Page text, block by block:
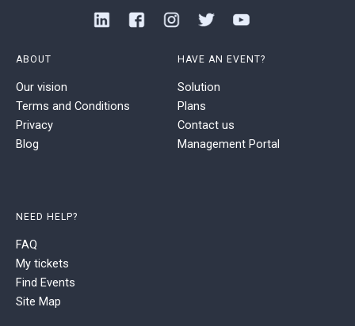
ABOUT
Our vision
Terms and Conditions
Privacy
Blog
HAVE AN EVENT?
Solution
Plans
Contact us
Management Portal
NEED HELP?
FAQ
My tickets
Find Events
Site Map